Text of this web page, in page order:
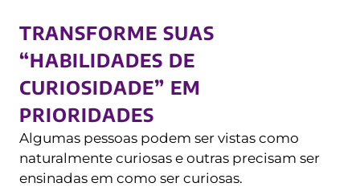
TRANSFORME SUAS
“HABILIDADES DE
CURIOSIDADE” EM
PRIORIDADES
Algumas pessoas podem ser vistas como
naturalmente curiosas e outras precisam ser
ensinadas em como ser curiosas.